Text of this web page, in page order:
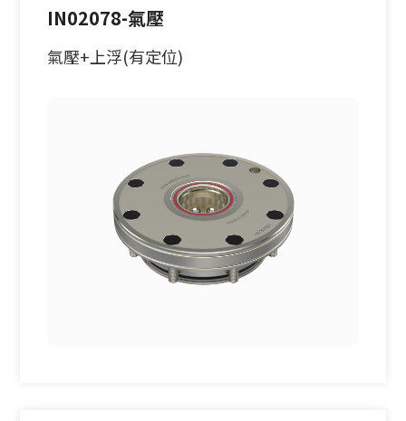
IN02078-氣壓
氣壓+上浮(有定位)